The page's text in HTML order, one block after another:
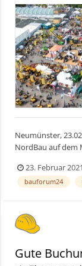
Neumünster,
NordBau auf dem
Treffpunkt für die
Freigelände mit
23. Februar 2021
bauforum24
Gute